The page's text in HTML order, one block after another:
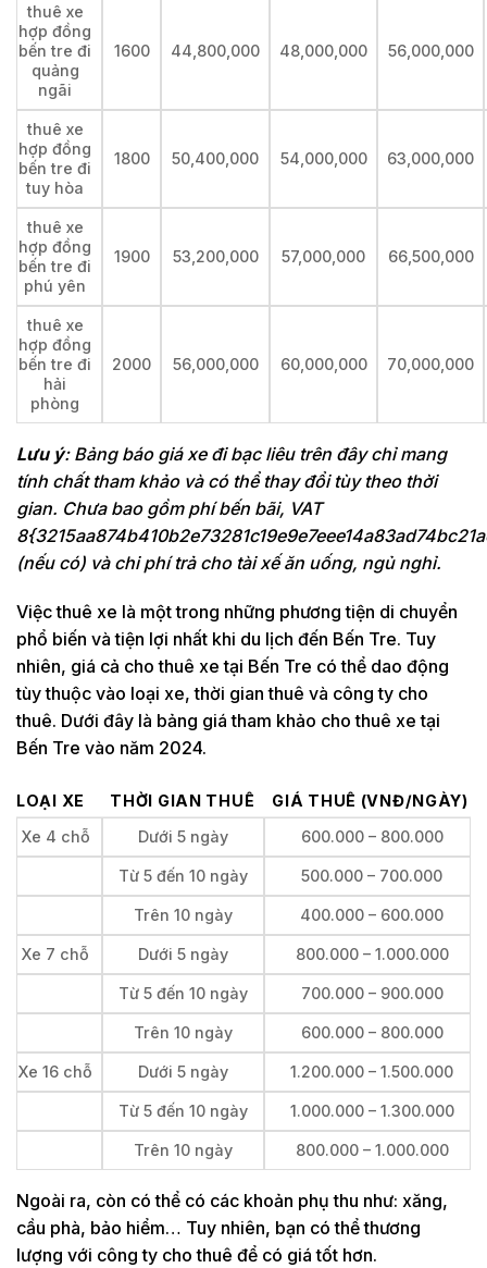
thuê xe
hợp đồng
bến tre đi
quảng
ngãi
1600 44,800,000 48,000,000 56,000,000
thuê xe
hợp đồng
bến tre đi
tuy hòa
1800 50,400,000 54,000,000 63,000,000
thuê xe
hợp đồng
bến tre đi
phú yên
1900 53,200,000 57,000,000 66,500,000
thuê xe
hợp đồng
bến tre đi
hải
phòng
2000 56,000,000 60,000,000 70,000,000
Lưu ý: Bảng báo giá xe đi bạc liêu trên đây chỉ mang
tính chất tham khảo và có thể thay đổi tùy theo thời
gian. Chưa bao gồm phí bến bãi, VAT
(nếu có) và chi phí trả cho tài xế ăn uống, ngủ nghỉ.
Việc thuê xe là một trong những phương tiện di chuyển
phổ biến và tiện lợi nhất khi du lịch đến Bến Tre. Tuy
nhiên, giá cả cho thuê xe tại Bến Tre có thể dao động
tùy thuộc vào loại xe, thời gian thuê và công ty cho
thuê. Dưới đây là bảng giá tham khảo cho thuê xe tại
Bến Tre vào năm 2024.
LOẠI XE THỜI GIAN THUÊ
GIÁ THUÊ (VNĐ/NGÀY)
Xe 4 chỗ
Dưới 5 ngày 600.000 – 800.000
Từ 5 đến 10 ngày 500.000 – 700.000
Trên 10 ngày 400.000 – 600.000
Xe 7 chỗ Dưới 5 ngày 800.000 – 1.000.000
Từ 5 đến 10 ngày 700.000 – 900.000
Trên 10 ngày 600.000 – 800.000
Xe 16 chỗ Dưới 5 ngày 1.200.000 – 1.500.000
Từ 5 đến 10 ngày 1.000.000 – 1.300.000
Trên 10 ngày 800.000 – 1.000.000
Ngoài ra, còn có thể có các khoản phụ thu như: xăng,
cầu phà, bảo hiểm… Tuy nhiên, bạn có thể thương
lượng với công ty cho thuê để có giá tốt hơn.